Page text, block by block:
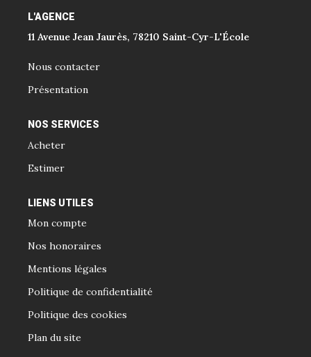
L'AGENCE
11 Avenue Jean Jaurès, 78210 Saint-Cyr-L'École
Nous contacter
Présentation
NOS SERVICES
Acheter
Estimer
LIENS UTILES
Mon compte
Nos honoraires
Mentions légales
Politique de confidentialité
Politique des cookies
Plan du site